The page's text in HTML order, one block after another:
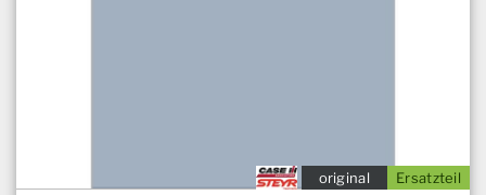
Ersatzteil
original